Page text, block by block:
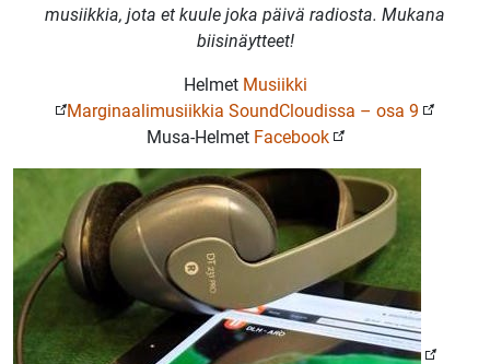
musiikkia, jota et kuule joka päivä radiosta. Mukana
biisinäytteet!
Helmet Musiikki
Marginaalimusiikkia SoundCloudissa – osa 9
Musa-Helmet Facebook